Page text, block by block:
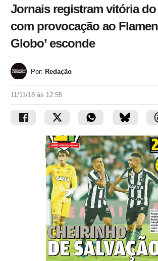
Jornais registram vitória
com provocação ao
Globo’ esconde
Por: Redação
11/11/18 às 12:55